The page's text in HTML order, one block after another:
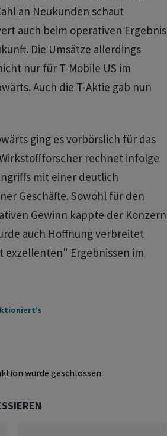
an Neukunden schaut
auch beim operativen Ergebnis
Die Umsätze allerdings
nur für T-Mobile US im
Auch die T-Aktie gab nun
ging es vorbörslich für das
rechnet infolge
mit einer deutlich
Geschäfte. Sowohl für den
Gewinn kappte der Konzern
auch Hoffnung verbreitet
exzellenten" Ergebnissen im
wurde geschlossen.